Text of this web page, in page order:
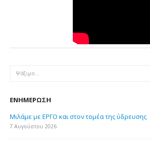
ΕΝΗΜΈΡΩΣΗ
Μιλάμε με ΕΡΓΟ και στον τομέα της ύδρευσης
7 Αυγούστου 2026